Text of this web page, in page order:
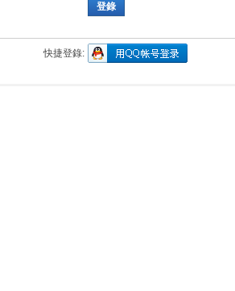
登錄
快捷登錄: